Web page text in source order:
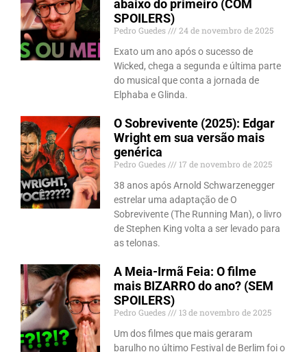
abaixo do primeiro (COM
SPOILERS)
Pedro Guedes
24 de novembro de 2025
Exato um ano após o sucesso de
Wicked, chega a segunda e última parte
do musical que conta a jornada de
Elphaba e Glinda.
O Sobrevivente (2025): Edgar
Wright em sua versão mais
genérica
Pedro Guedes
17 de novembro de 2025
38 anos após Arnold Schwarzenegger
estrelar uma adaptação de O
Sobrevivente (The Running Man), o livro
de Stephen King volta a ser levado para
as telonas.
A Meia-Irmã Feia: O filme
mais BIZARRO do ano? (SEM
SPOILERS)
Pedro Guedes
13 de novembro de 2025
Um dos filmes que mais geraram
barulho no último Festival de Berlim foi o